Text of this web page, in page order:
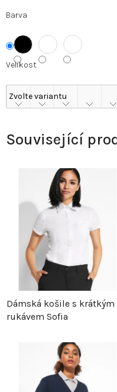
Barva
Velikost
Související
Dámská košile s krátkým
rukávem Sofia